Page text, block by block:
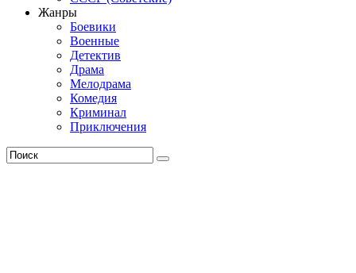
Жанры
Боевики
Военные
Детектив
Драма
Мелодрама
Комедия
Криминал
Приключения